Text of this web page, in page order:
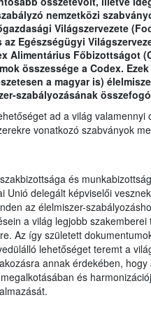
nemzetközi
Világszervezete
Egészségügyi
Alimentárius Főbizottságot
összessége a Codex.
a magyar is)
szabályozásának
ad a világ
vonatkozó szabványok
és
Unió delegált képviselői
az élelmiszer-
a világ legjobb
Az így született
lehetőséget teremt a
annak érdekében,
és